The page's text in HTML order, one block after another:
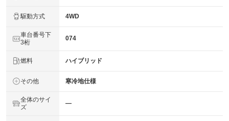
駆動方式 4WD
車台番号下
3桁
074
燃料 ハイブリッド
その他 寒冷地仕様
全体のサイ
ズ
―